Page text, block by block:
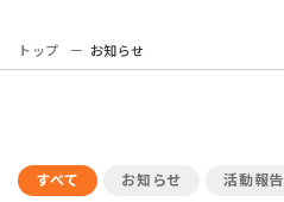
トップ お知らせ
すべて お知らせ 活動報告